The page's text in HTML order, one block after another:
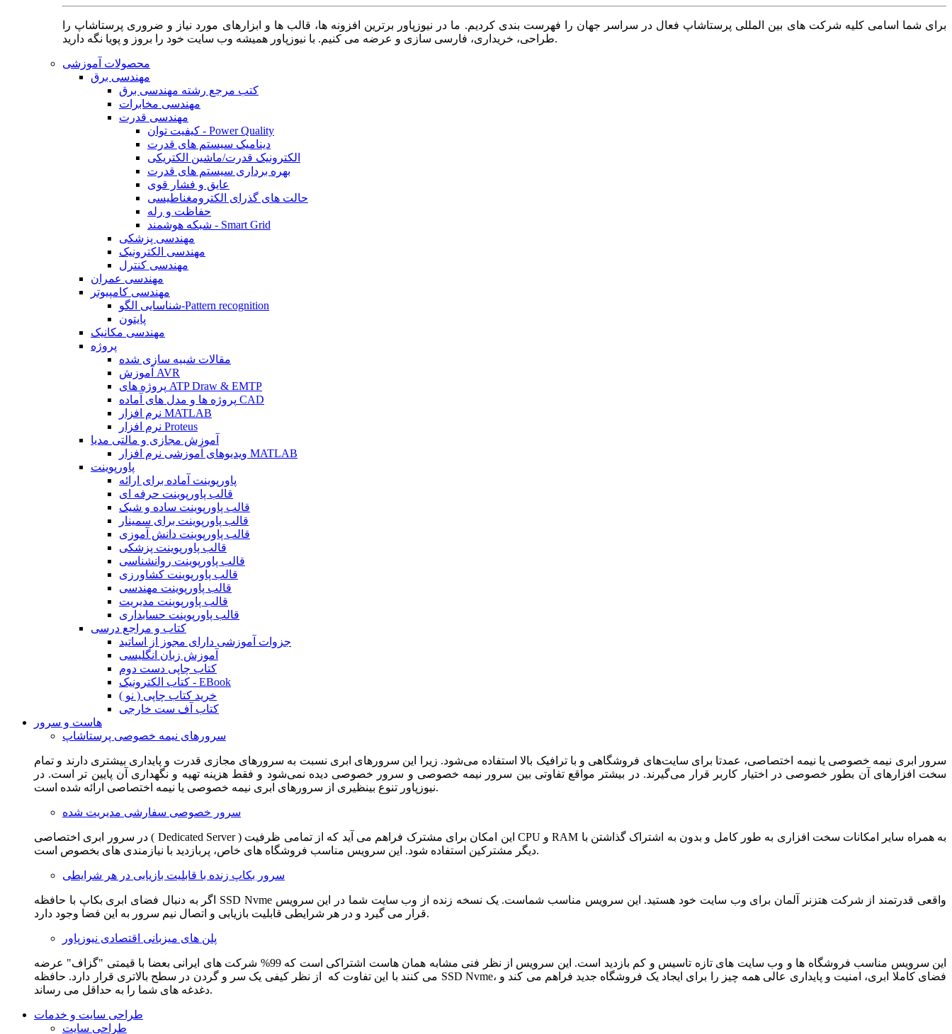
برای شما اسامی کلیه شرکت های بین المللی پرستاشاپ فعال در سراسر جهان را فهرست بندی کردیم. ما در نیوزپاور برترین افزونه ها، قالب ها و ابزارهای مورد نیاز و ضروری پرستاشاپ را
طراحی، خریداری، فارسی سازی و عرضه می کنیم. با نیوزپاور همیشه وب سایت خود را بروز و پویا نگه دارید.
محصولات آموزشی
مهندسی برق
کتب مرجع رشته مهندسی برق
مهندسی مخابرات
مهندسی قدرت
کیفیت توان - Power Quality
دینامیک سیستم های قدرت
الکترونیک قدرت/ماشین الکتریکی
بهره برداری سیستم های قدرت
عایق و فشار قوی
حالت های گذرای الکترومغناطیسی
حفاظت و رله
شبکه هوشمند - Smart Grid
مهندسی پزشکی
مهندسی الکترونیک
مهندسی کنترل
مهندسی عمران
مهندسی کامپیوتر
شناسایی الگو-Pattern recognition
پایتون
مهندسی مکانیک
پروژه
مقالات شبیه سازی شده
آموزش AVR
پروژه های ATP Draw & EMTP
پروژه ها و مدل های آماده CAD
نرم افزار MATLAB
نرم افزار Proteus
آموزش مجازی و مالتی مدیا
ویدیوهای آموزشی نرم افزار MATLAB
پاورپوینت
پاورپوینت آماده برای ارائه
قالب پاورپوینت حرفه ای
قالب پاورپوینت ساده و شیک
قالب پاورپوینت برای سمینار
قالب پاورپوینت دانش آموزی
قالب پاورپوینت پزشکی
قالب پاورپوینت روانشناسی
قالب پاورپوینت کشاورزی
قالب پاورپوینت مهندسی
قالب پاورپوینت مدیریت
قالب پاورپوینت حسابداری
کتاب و مراجع درسی
جزوات آموزشی دارای مجوز از اساتید
آموزش زبان انگلیسی
کتاب چاپی دست دوم
کتاب الکترونیک - EBook
خرید کتاب چاپی ( نو )
کتاب آف ست خارجی
هاست و سرور
سرورهای نیمه خصوصی پرستاشاپ
سرور ابری نیمه خصوصی یا نیمه اختصاصی، عمدتا برای سایت‌های فروشگاهی و با ترافیک بالا استفاده می‌شود. زیرا این سرورهای ابری نسبت به سرورهای مجازی قدرت و پایداری بیشتری دارند و تمام
سخت افزارهای آن بطور خصوصی در اختیار کاربر قرار می‌گیرند. در بیشتر مواقع تفاوتی بین سرور نیمه خصوصی و سرور خصوصی دیده نمی‌شود و فقط هزینه تهیه و نگهداری آن پایین تر است. در
نیوزپاور تنوع بینظیری از سرورهای ابری نیمه خصوصی یا نیمه اختصاصی ارائه شده است.
سرور خصوصی سفارشی مدیریت شده
در سرور ابری اختصاصی ( Dedicated Server ) این امکان برای مشترک فراهم می آید که از تمامی ظرفیت CPU و RAM به همراه سایر امکانات سخت افزاری به طور کامل و بدون به اشتراک گذاشتن با
دیگر مشترکین استفاده شود. این سرویس مناسب فروشگاه های خاص، پربازدید با نیازمندی های بخصوص است.
سرور بکاپ زنده با قابلیت بازیابی در هر شرایطی
اگر به دنبال فضای ابری بکاپ با حافظه SSD Nvme واقعی قدرتمند از شرکت هتزنر آلمان برای وب سایت خود هستید. این سرویس مناسب شماست. یک نسخه زنده از وب سایت شما در این سرویس
قرار می گیرد و در هر شرایطی قابلیت بازیابی و اتصال نیم سرور به این فضا وجود دارد.
پلن های میزبانی اقتصادی نیوزپاور
این سرویس مناسب فروشگاه ها و وب سایت های تازه تاسیس و کم بازدید است. این سرویس از نظر فنی مشابه همان هاست اشتراکی است که 99% شرکت های ایرانی بعضا با قیمتی "گزاف" عرضه
می کنند با این تفاوت که از نظر کیفی یک سر و گردن در سطح بالاتری قرار دارد. حافظه SSD Nvme، فضای کاملا ابری، امنیت و پایداری عالی همه چیز را برای ایجاد یک فروشگاه جدید فراهم می کند و
دغدغه های شما را به حداقل می رساند.
طراحی سایت و خدمات
طراحی سایت